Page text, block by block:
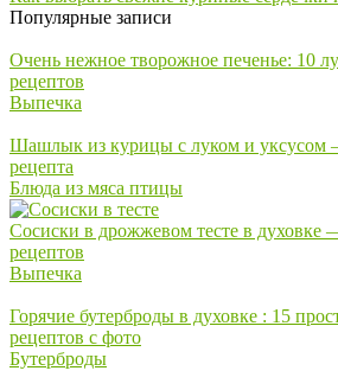
Популярные записи
Очень нежное творожное печенье: 10
рецептов
Выпечка
Шашлык из курицы с луком и уксусом
рецепта
Блюда из мяса птицы
Сосиски в дрожжевом тесте в
рецептов
Выпечка
Горячие бутерброды в духовке : 15
рецептов с фото
Бутерброды